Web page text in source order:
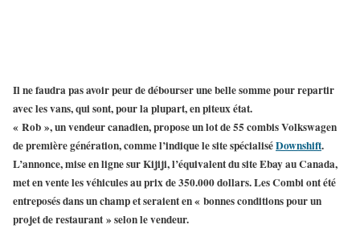
Il ne faudra pas avoir peur de débourser une belle somme pour repartir
avec les vans, qui sont, pour la plupart, en piteux état.
« Rob », un vendeur canadien, propose un lot de 55 combis Volkswagen
de première génération, comme l’indique le site spécialiséDownshift.
L’annonce, mise en ligne sur Kijiji, l’équivalent du site Ebay au Canada,
met en vente les véhicules au prix de 350.000 dollars. Les Combi ont été
entreposés dans un champ et seraient en « bonnes conditions pour un
projet de restaurant » selon le vendeur.